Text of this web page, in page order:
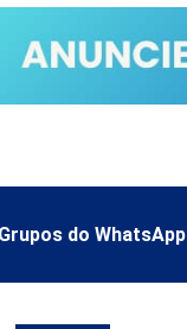
Grupos do WhatsApp